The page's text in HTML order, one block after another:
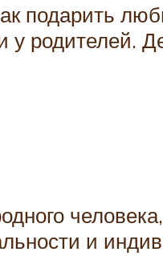
подарить
у родителей.
и